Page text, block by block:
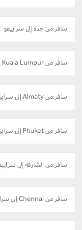
سافر من جدة إلى سراييفو
سافر من Kuala Lumpur إلى سراييفو
سافر من Almaty إلى سراييفو
سافر من Phuket إلى سراييفو
سافر من الشارقة إلى سراييفو
سافر من Chennai إلى سراييفو